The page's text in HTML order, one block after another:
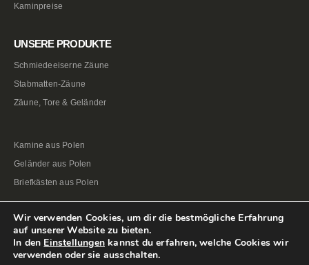
Kaminpreise
UNSERE PRODUKTE
Schmiedeeiserne Zäune
Stabmatten-Zäune
Zäune, Tore & Geländer
Kamine aus Polen
Geländer aus Polen
Briefkästen aus Polen
Wir verwenden Cookies, um dir die bestmögliche Erfahrung
auf unserer Website zu bieten.
In den Einstellungen kannst du erfahren, welche Cookies wir
verwenden oder sie ausschalten.